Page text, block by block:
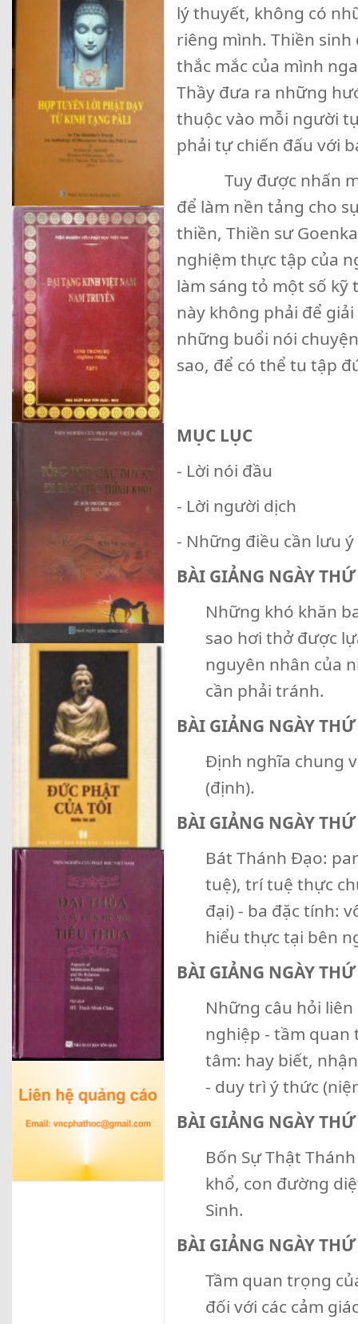
lý thuyết, không có
riêng mình. Thiền
thắc mắc của mình
Thầy đưa ra những
thuộc vào mỗi người
phải tự chiến đấu với
Tuy được nhấn
để làm nền tảng cho
thiền, Thiền sư
nghiệm thực tập của
làm sáng tỏ một số
này không phải để
những buổi nói
sao, để có thể tu tập
MỤC LỤC
- Lời nói đầu
- Lời người dịch
- Những điều cần lưu
BÀI GIẢNG NGÀY
Những khó khăn
sao hơi thở được
nguyên nhân của
cần phải tránh.
BÀI GIẢNG NGÀY
Định nghĩa chung
(định).
BÀI GIẢNG NGÀY
Bát Thánh Đạo:
tuệ), trí tuệ thực
đại) - ba đặc tính:
hiểu thực tại bên
BÀI GIẢNG NGÀY
Những câu hỏi
nghiệp - tầm quan
tâm: hay biết,
- duy trì ý thức
BÀI GIẢNG NGÀY
Bốn Sự Thật
khổ, con đường
Sinh.
BÀI GIẢNG NGÀY
Tầm quan trọng
đối với các cảm